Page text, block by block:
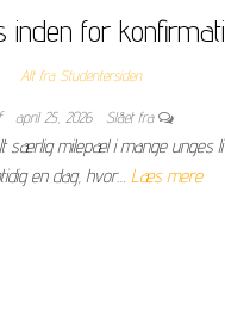
inden for
Alt fra Studentersiden
april 25, 2026 Slået fra
særlig milepæl i mange unges
en dag, hvor… Læs mere